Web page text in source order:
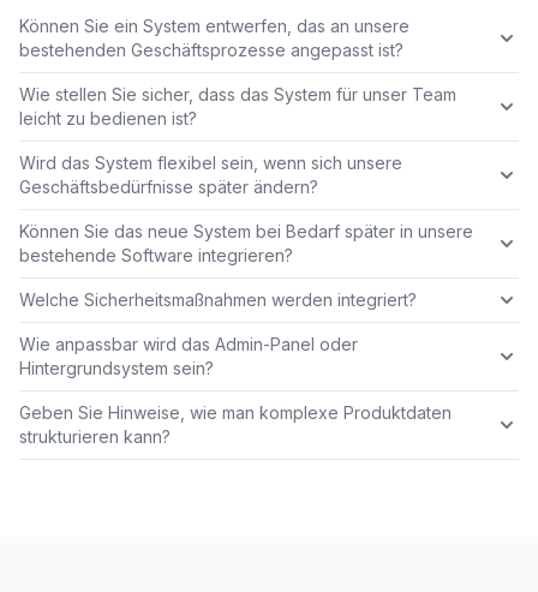
Können Sie ein System entwerfen, das an unsere
bestehenden Geschäftsprozesse angepasst ist?
Wie stellen Sie sicher, dass das System für unser Team
leicht zu bedienen ist?
Wird das System flexibel sein, wenn sich unsere
Geschäftsbedürfnisse später ändern?
Können Sie das neue System bei Bedarf später in unsere
bestehende Software integrieren?
Welche Sicherheitsmaßnahmen werden integriert?
Wie anpassbar wird das Admin-Panel oder
Hintergrundsystem sein?
Geben Sie Hinweise, wie man komplexe Produktdaten
strukturieren kann?